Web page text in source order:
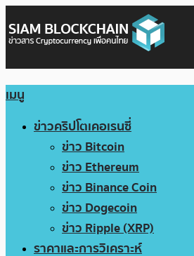
เมนู
ข่าวคริปโตเคอเรนซี่
ข่าว Bitcoin
ข่าว Ethereum
ข่าว Binance Coin
ข่าว Dogecoin
ข่าว Ripple (XRP)
ราคาและการวิเคราะห์